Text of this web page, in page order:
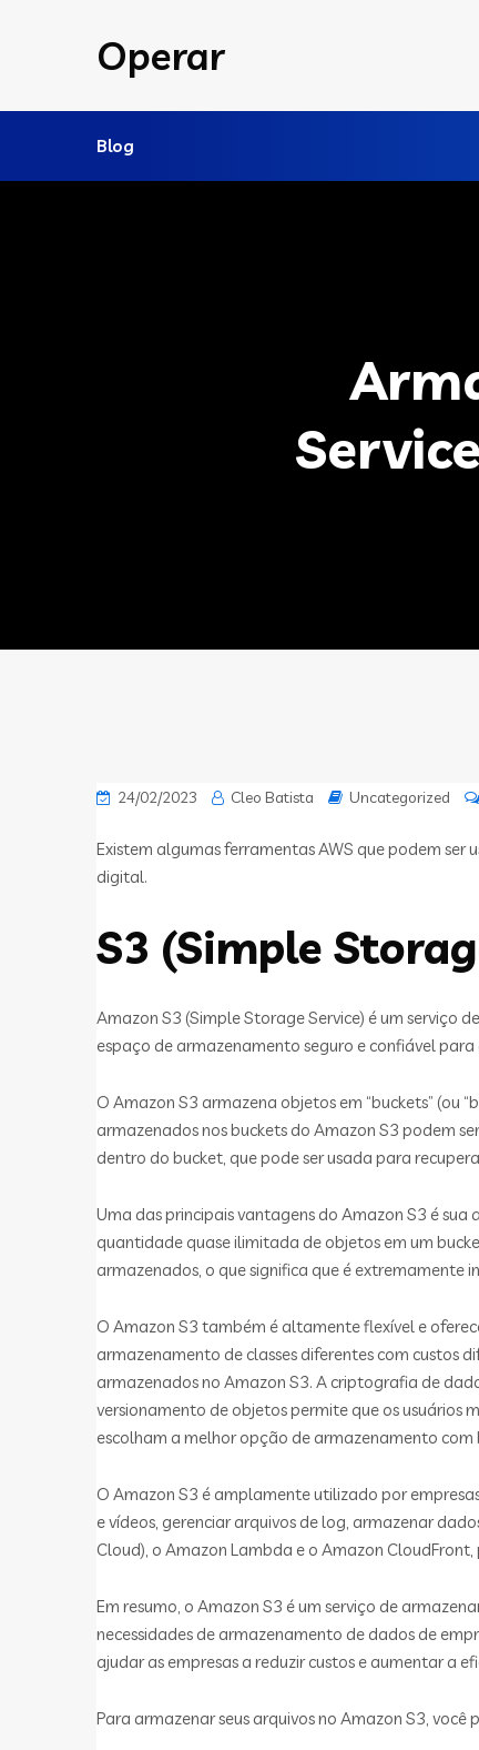
Operar
Blog
24/02/2023 Cleo Batista Uncategorized
Existem algumas ferramentas AWS que podem
digital.
S3 (Simple
Amazon S3 (Simple Storage Service) é um serviço
espaço de armazenamento seguro e confiável
O Amazon S3 armazena objetos em “buckets” (ou
armazenados nos buckets do Amazon S3 podem
dentro do bucket, que pode ser usada para
Uma das principais vantagens do Amazon S3 é
quantidade quase ilimitada de objetos em um
armazenados, o que significa que é extremamente
O Amazon S3 também é altamente flexível e
armazenamento de classes diferentes com custos
armazenados no Amazon S3. A criptografia de
versionamento de objetos permite que os usuários
escolham a melhor opção de armazenamento com
O Amazon S3 é amplamente utilizado por
e vídeos, gerenciar arquivos de log, armazenar
Cloud), o Amazon Lambda e o Amazon
Em resumo, o Amazon S3 é um serviço de
necessidades de armazenamento de dados de
ajudar as empresas a reduzir custos e aumentar a
Para armazenar seus arquivos no Amazon S3, você